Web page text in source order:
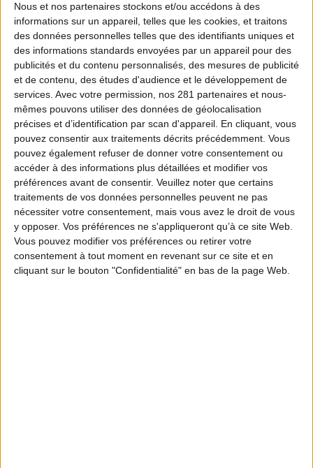
Nous et nos partenaires stockons et/ou accédons à des
informations sur un appareil, telles que les cookies, et traitons
des données personnelles telles que des identifiants uniques et
des informations standards envoyées par un appareil pour des
publicités et du contenu personnalisés, des mesures de publicité
et de contenu, des études d'audience et le développement de
services. Avec votre permission, nos 281 partenaires et nous-
mêmes pouvons utiliser des données de géolocalisation
précises et d’identification par scan d'appareil. En cliquant, vous
pouvez consentir aux traitements décrits précédemment. Vous
pouvez également refuser de donner votre consentement ou
accéder à des informations plus détaillées et modifier vos
préférences avant de consentir. Veuillez noter que certains
traitements de vos données personnelles peuvent ne pas
nécessiter votre consentement, mais vous avez le droit de vous
y opposer. Vos préférences ne s'appliqueront qu’à ce site Web.
Vous pouvez modifier vos préférences ou retirer votre
consentement à tout moment en revenant sur ce site et en
cliquant sur le bouton "Confidentialité" en bas de la page Web.